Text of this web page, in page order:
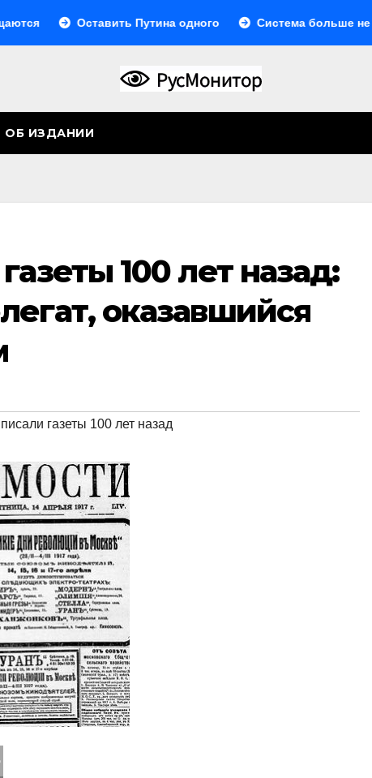
Оставить Путина одного Система больше не
ОБ ИЗДАНИИ
100 лет назад:
оказавшийся
газеты 100 лет назад